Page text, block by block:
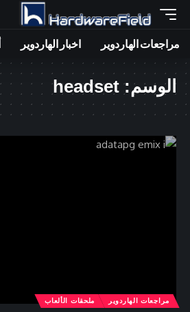
مراجعات الهاردوير اخبار الهاردوير
الوسم: headset
مراجعات الهاردوير ملحقات الألعاب